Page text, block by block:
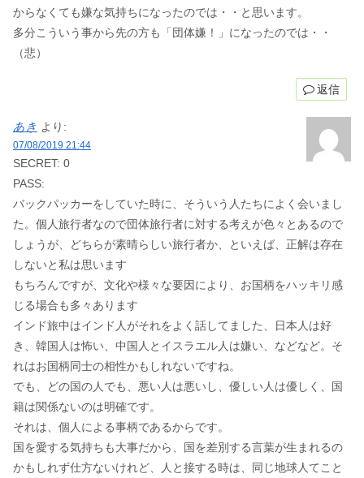
からなくても嫌な気持ちになったのでは・・と思います。
多分こういう事から先の方も「団体嫌！」になったのでは・・
（悲）
返信
あき より:
07/08/2019 21:44
SECRET: 0
PASS:
バックパッカーをしていた時に、そういう人たちによく会いまし
た。個人旅行者なので団体旅行者に対する考えが色々とあるので
しょうが、どちらが素晴らしい旅行者か、といえば、正解は存在
しないと私は思います
もちろんですが、文化や様々な要因により、お国柄をハッキリ感
じる場合も多々あります
インド旅中はインド人がそれをよく話してました、日本人は好
き、韓国人は怖い、中国人とイスラエル人は嫌い、などなど。そ
れはお国柄同士の相性かもしれないですね。
でも、どの国の人でも、悪い人は悪いし、優しい人は優しく、国
籍は関係ないのは明確です。
それは、個人による事柄であるからです。
国を愛する気持ちも大事だから、国を差別する言葉が生まれるの
かもしれず仕方ないけれど、人と接する時は、同じ地球人てこと